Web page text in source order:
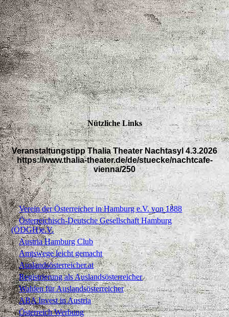
Nützliche Links
Veranstaltungstipp Thalia Theater Nachtasyl 4.3.2026
https://www.thalia-theater.de/de/stuecke/nachtcafe-
vienna/250
Verein der Österreicher in Hamburg e.V. von 1888
Österreichisch-Deutsche Gesellschaft Hamburg
(ÖDGH)e.V.
Austria Hamburg Club
Amtswege leicht gemacht
Auslandsösterreicher.at
Registrierung als Auslandsösterreicher
Wahlen für Auslandsösterreicher
ABA Invest in Austria
Österreich Werbung